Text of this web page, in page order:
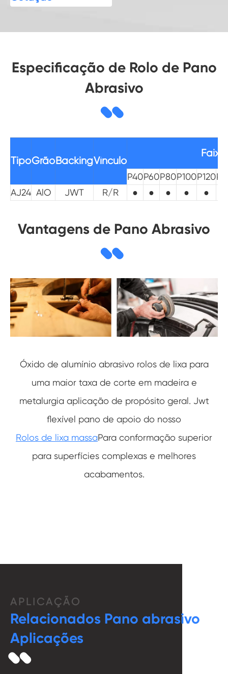
Especificação de Rolo de Pano
Abrasivo
TipoGrãoBackingVínculo
P40P60P80P100P120
AJ24 AlO JWT R/R ● ● ● ● ●
Vantagens de Pano Abrasivo
Óxido de alumínio abrasivo rolos de lixa para
uma maior taxa de corte em madeira e
metalurgia aplicação de propósito geral. Jwt
flexível pano de apoio do nosso
Rolos de lixa massaPara conformação superior
para superfícies complexas e melhores
acabamentos.
APLICAÇÃO
Relacionados Pano abrasivo
Aplicações